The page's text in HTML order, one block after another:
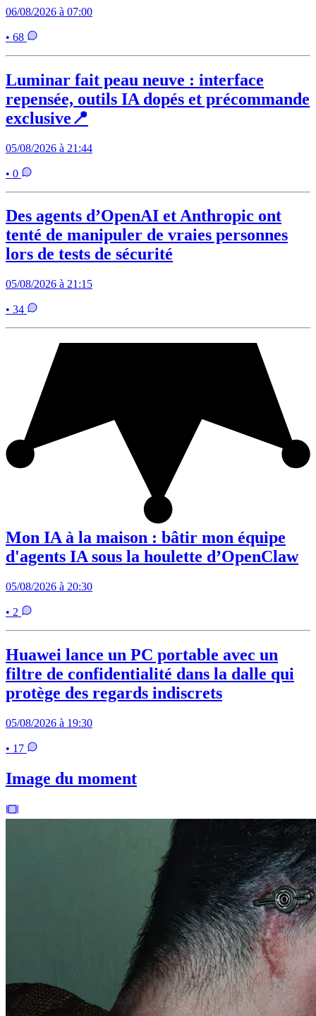
06/08/2026 à 07:00
• 68
Luminar fait peau neuve : interface
repensée, outils IA dopés et précommande
exclusive📍
05/08/2026 à 21:44
• 0
Des agents d’OpenAI et Anthropic ont
tenté de manipuler de vraies personnes
lors de tests de sécurité
05/08/2026 à 21:15
• 34
Mon IA à la maison : bâtir mon équipe
d'agents IA sous la houlette d’OpenClaw
05/08/2026 à 20:30
• 2
Huawei lance un PC portable avec un
filtre de confidentialité dans la dalle qui
protège des regards indiscrets
05/08/2026 à 19:30
• 17
Image du moment